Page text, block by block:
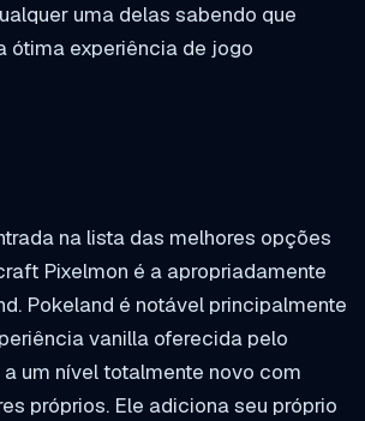
uma delas sabendo que
ótima experiência de jogo
na lista das melhores opções
Pixelmon é a apropriadamente
. Pokeland é notável principalmente
vanilla oferecida pelo
um nível totalmente novo com
próprios. Ele adiciona seu próprio